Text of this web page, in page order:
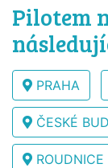
Pilotem
PRAHA
ČESKÉ
ROUDNICE